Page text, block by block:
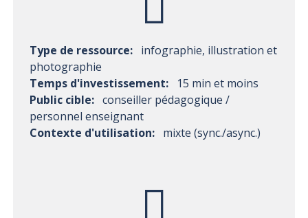
Type de ressource: infographie, illustration et
photographie
Temps d'investissement:
15 min et moins
Public cible: conseiller pédagogique /
personnel enseignant
Contexte d'utilisation: mixte (sync./async.)